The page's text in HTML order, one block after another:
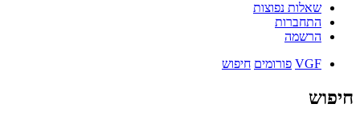
שאלות נפוצות
התחברות
הרשמה
VGF פורומים חיפוש
חיפוש